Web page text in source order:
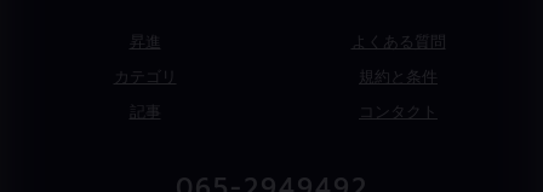
昇進
よくある質問
カテゴリ
規約と条件
記事
コンタクト